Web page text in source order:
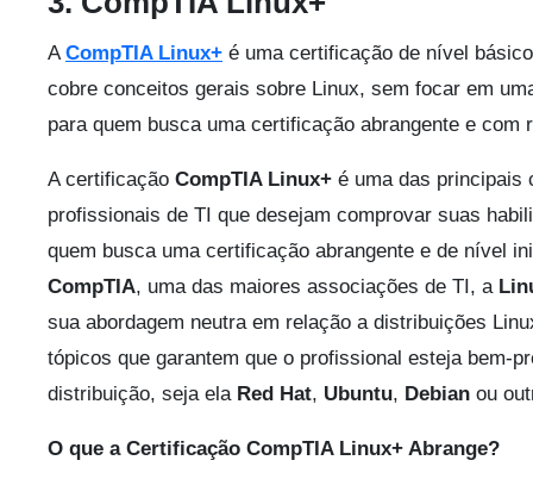
ACompTIA Linux+ é uma certificação de nível
cobre conceitos gerais sobre Linux, sem focar em
para quem busca uma certificação abrangente e com
A certificação CompTIA Linux+ é uma das principais
profissionais de TI que desejam comprovar suas
quem busca uma certificação abrangente e de nível
CompTIA, uma das maiores associações de TI, a
sua abordagem neutra em relação a distribuições
tópicos que garantem que o profissional esteja bem-
distribuição, seja ela Red Hat, Ubuntu, Debian ou
O que a Certificação CompTIA Linux+ Abrange?